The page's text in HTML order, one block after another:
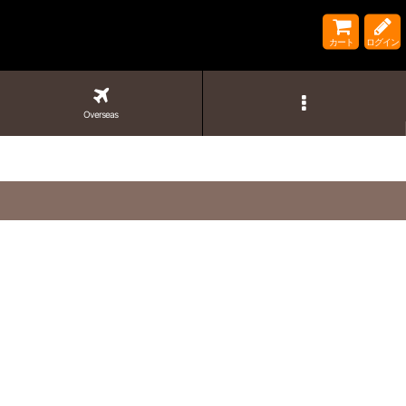
カート ログイン
Overseas